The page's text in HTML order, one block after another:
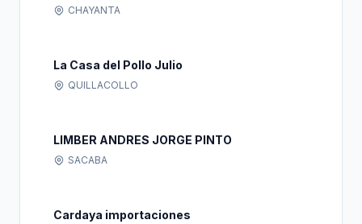
CHAYANTA
La Casa del Pollo Julio
QUILLACOLLO
LIMBER ANDRES JORGE PINTO
SACABA
Cardaya importaciones